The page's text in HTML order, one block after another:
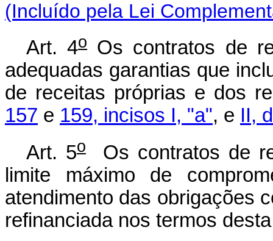
(Incluído pela Lei
Art. 4oOs contratos de
adequadas garantias que
de receitas próprias e dos
157 e 159, incisos I, "a", e II,
Art. 5o
Os contratos de
limite máximo de
atendimento das obrigações
refinanciada nos termos